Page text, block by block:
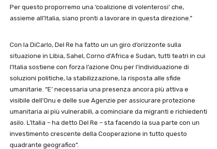
Per questo proporremo una ‘coalizione di volenterosi’ che,
assieme all’Italia, siano pronti a lavorare in questa direzione.”
Con la DiCarlo, Del Re ha fatto un un giro d’orizzonte sulla
situazione in Libia, Sahel, Corno d’Africa e Sudan, tutti teatri in cui
l’Italia sostiene con forza l’azione Onu per l’individuazione di
soluzioni politiche, la stabilizzazione, la risposta alle sfide
umanitarie. “E’ necessaria una presenza ancora più attiva e
visibile dell’Onu e delle sue Agenzie per assicurare protezione
umanitaria ai più vulnerabili, a cominciare da migranti e richiedenti
asilo. L’Italia – ha detto Del Re – sta facendo la sua parte con un
investimento crescente della Cooperazione in tutto questo
quadrante geografico”.